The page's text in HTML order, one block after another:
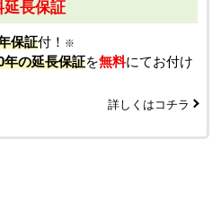
延長保証
保証付！ ※
年の延長保証を無料にてお付け
詳しくはコチラ